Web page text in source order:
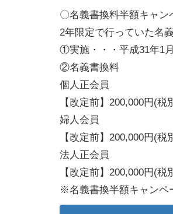
〇名義書換料半額キャ
2年限定で行っていた名
①実施・・・平成31年1
②名義書換料
個人正会員
【改定前】200,000円(
婦人会員
【改定前】200,000円(
法人正会員
【改定前】200,000円(
※名義書換半額キャンペ
いても終了します。